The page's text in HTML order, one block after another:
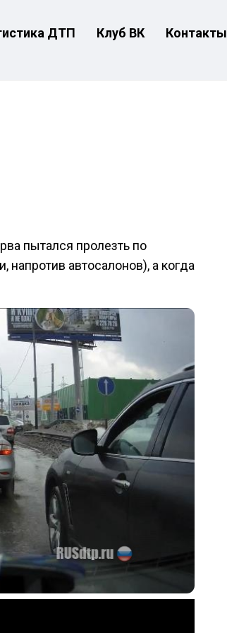
ДТП Клуб ВК Контакты
пытался пролезть по
напротив автосалонов), а когда